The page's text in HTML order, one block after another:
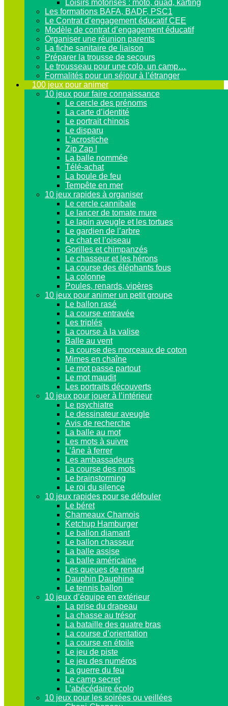
Loisirs motorisés : moto, quad, karting
Les formations BAFA, BADF, PSC1
Le Contrat d’engagement éducatif CEE
Modèle de contrat d’engagement éducatif
Organiser une réunion parents
La fiche sanitaire de liaison
Préparer la trousse de secours
Le trousseau pour une colo, un camp…
Formalités pour un séjour à l’étranger
100 jeux pour animer
10 jeux pour faire connaissance
Le cercle des prénoms
La carte d’identité
Le portrait chinois
Le disparu
L’acrostiche
Zip Zap !
La balle nommée
Télé-achat
La boule de feu
Tempête en mer
10 jeux rapides à organiser
Le cercle cannibale
Le lancer de tomate mure
Le lapin aveugle et les tortues
Le gardien de l’arbre
Le chat et l’oiseau
Gorilles et chimpanzés
Le chasseur et les hérons
La course des éléphants fous
La colonne
Poules, renards, vipères
10 jeux pour animer un petit groupe
Le ballon rasé
La course entravée
Les triplés
La course à la valise
Balle au vent
La course des morceaux de coton
Mimes en chaîne
Le mot passe partout
Le mot maudit
Les portraits découverts
10 jeux pour jouer à l’intérieur
Le psychiatre
Le dessinateur aveugle
Avis de recherche
La balle au mot
Les mots à suivre
L’âne à ferrer
Les ambassadeurs
La course des mots
Le brainstorming
Le roi du silence
10 jeux rapides pour se défouler
Le béret
Chameaux Chamois
Ketchup Hamburger
Le ballon diamant
Le ballon chasseur
La balle assise
La balle américaine
Les queues de renard
Dauphin Dauphine
Le tennis ballon
10 jeux d’équipe en extérieur
La prise du drapeau
La chasse au trésor
La bataille des quatre bras
La course d’orientation
La course en étoile
Le jeu de piste
Le jeu des numéros
La guerre du feu
Le camp secret
L’abécédaire écolo
10 jeux pour les soirées ou veillées